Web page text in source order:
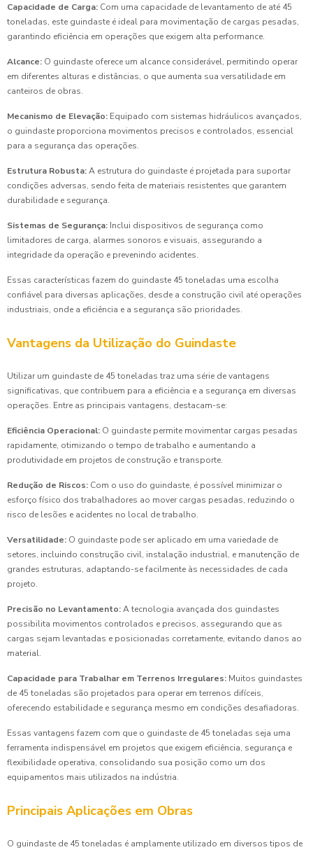
Capacidade de Carga: Com uma capacidade de levantamento de até 45
toneladas, este guindaste é ideal para movimentação de cargas pesadas,
garantindo eficiência em operações que exigem alta performance.
Alcance: O guindaste oferece um alcance considerável, permitindo operar
em diferentes alturas e distâncias, o que aumenta sua versatilidade em
canteiros de obras.
Mecanismo de Elevação: Equipado com sistemas hidráulicos avançados,
o guindaste proporciona movimentos precisos e controlados, essencial
para a segurança das operações.
Estrutura Robusta:A estrutura do guindaste é projetada para suportar
condições adversas, sendo feita de materiais resistentes que garantem
durabilidade e segurança.
Sistemas de Segurança: Inclui dispositivos de segurança como
limitadores de carga, alarmes sonoros e visuais, assegurando a
integridade da operação e prevenindo acidentes.
Essas características fazem do guindaste 45 toneladas uma escolha
confiável para diversas aplicações, desde a construção civil até operações
industriais, onde a eficiência e a segurança são prioridades.
Vantagens da Utilização do Guindaste
Utilizar um guindaste de 45 toneladas traz uma série de vantagens
significativas, que contribuem para a eficiência e a segurança em diversas
operações. Entre as principais vantagens, destacam-se:
Eficiência Operacional: O guindaste permite movimentar cargas pesadas
rapidamente, otimizando o tempo de trabalho e aumentando a
produtividade em projetos de construção e transporte.
Redução de Riscos: Com o uso do guindaste, é possível minimizar o
esforço físico dos trabalhadores ao mover cargas pesadas, reduzindo o
risco de lesões e acidentes no local de trabalho.
Versatilidade: O guindaste pode ser aplicado em uma variedade de
setores, incluindo construção civil, instalação industrial, e manutenção de
grandes estruturas, adaptando-se facilmente às necessidades de cada
projeto.
Precisão no Levantamento:A tecnologia avançada dos guindastes
possibilita movimentos controlados e precisos, assegurando que as
cargas sejam levantadas e posicionadas corretamente, evitando danos ao
material.
Capacidade para Trabalhar em Terrenos Irregulares: Muitos guindastes
de 45 toneladas são projetados para operar em terrenos difíceis,
oferecendo estabilidade e segurança mesmo em condições desafiadoras.
Essas vantagens fazem com que o guindaste de 45 toneladas seja uma
ferramenta indispensável em projetos que exigem eficiência, segurança e
flexibilidade operativa, consolidando sua posição como um dos
equipamentos mais utilizados na indústria.
Principais Aplicações em Obras
O guindaste de 45 toneladas é amplamente utilizado em diversos tipos de